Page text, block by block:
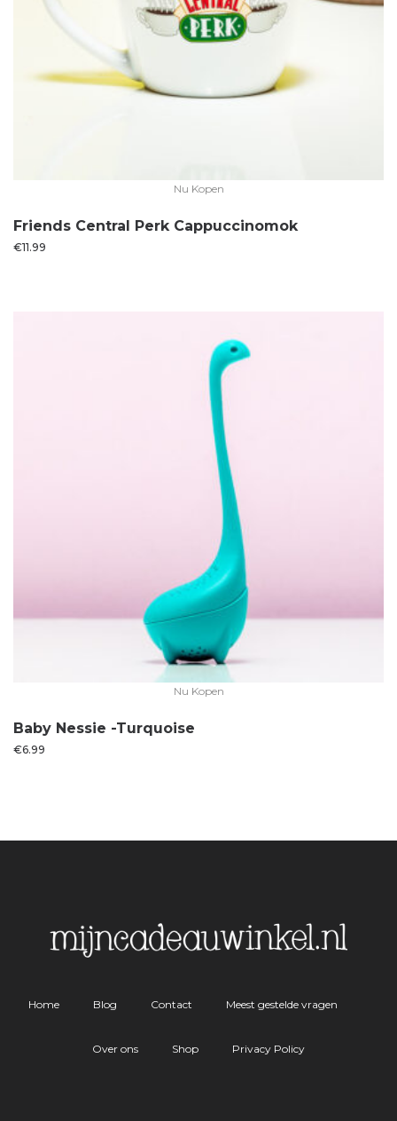
Nu Kopen
Friends Central Perk Cappuccinomok
€11.99
Nu Kopen
Baby Nessie -Turquoise
€6.99
Home Blog Contact Meest gestelde vragen
Over ons Shop Privacy Policy